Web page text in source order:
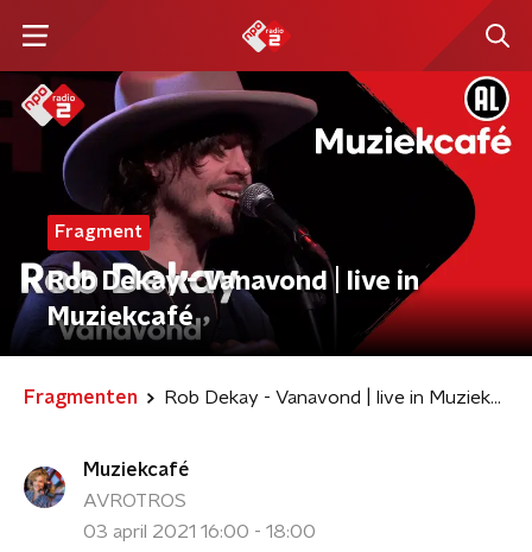
Fragment
Rob Dekay - Vanavond | live in
Muziekcafé
Fragmenten Rob Dekay - Vanavond | live in Muziekcafé
Muziekcafé
AVROTROS
03 april 2021 16:00 - 18:00